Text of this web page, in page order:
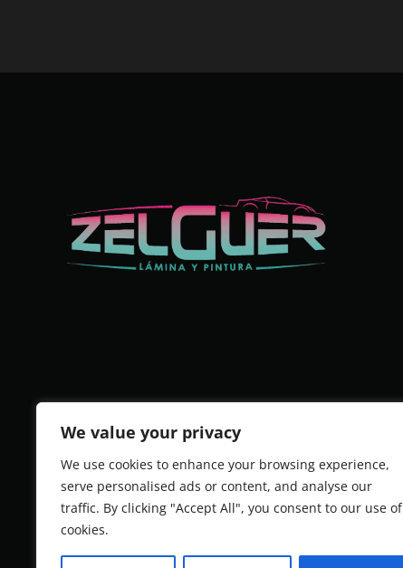
We value your privacy
We use cookies to enhance your browsing experience,
serve personalised ads or content, and analyse our
traffic. By clicking "Accept All", you consent to our use of
cookies.